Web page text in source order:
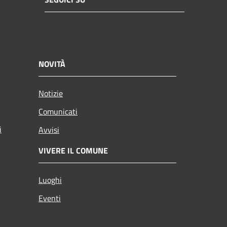
NOVITÀ
Notizie
Comunicati
Avvisi
VIVERE IL COMUNE
Luoghi
Eventi